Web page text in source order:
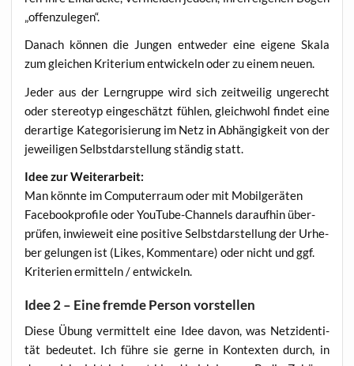
„offen­zu­le­gen“.
Danach kön­nen die Jun­gen ent­we­der eine eige­ne Ska­la
zum glei­chen Kri­te­ri­um ent­wi­ckeln oder zu einem neuen.
Jeder aus der Lern­grup­pe wird sich zeit­wei­lig unge­recht
oder ste­reo­typ ein­ge­schätzt füh­len, gleich­wohl fin­det eine
der­ar­ti­ge Kate­go­ri­sie­rung im Netz in Abhän­gig­keit von der
jewei­li­gen Selbst­dar­stel­lung stän­dig statt.
Idee zur Weiterarbeit:
Man könn­te im Com­pu­ter­raum oder mit Mobil­ge­rä­ten
Face­book­pro­fi­le oder You­Tube-Chan­nels dar­auf­hin über­
prü­fen, inwie­weit eine posi­ti­ve Selbst­dar­stel­lung der Urhe­
ber gelun­gen ist (Likes, Kom­men­ta­re) oder nicht und ggf.
Kri­te­ri­en ermit­teln / entwickeln.
Idee 2 – Eine fremde Person vorstellen
Die­se Übung ver­mit­telt eine Idee davon, was Netz­iden­ti­
tät bedeu­tet. Ich füh­re sie ger­ne in Kon­tex­ten durch, in